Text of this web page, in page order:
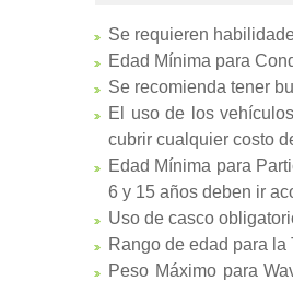
Se requieren
Edad Mínima para
Se recomienda tener
El uso de los
cubrir cualquier costo
Edad Mínima para
6 y 15 años deben ir
Uso de casco
Rango de edad para la
Peso Máximo para